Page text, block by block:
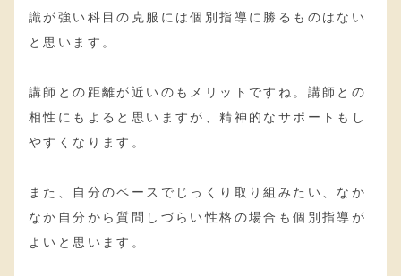
識が強い科目の克服には個別指導に勝るものはない
と思います。
講師との距離が近いのもメリットですね。講師との
相性にもよると思いますが、精神的なサポートもし
やすくなります。
また、自分のペースでじっくり取り組みたい、なか
なか自分から質問しづらい性格の場合も個別指導が
よいと思います。